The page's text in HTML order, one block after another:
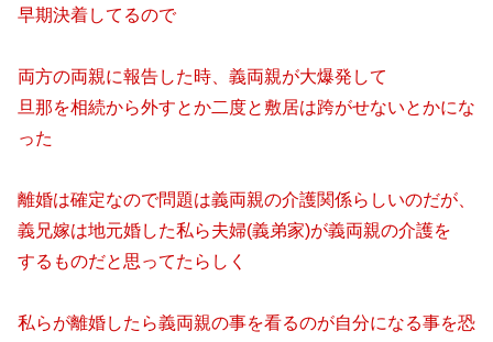
早期決着してるので
両方の両親に報告した時、義両親が大爆発して
旦那を相続から外すとか二度と敷居は跨がせないとかにな
った
離婚は確定なので問題は義両親の介護関係らしいのだが、
義兄嫁は地元婚した私ら夫婦(義弟家)が義両親の介護を
するものだと思ってたらしく
私らが離婚したら義両親の事を看るのが自分になる事を恐